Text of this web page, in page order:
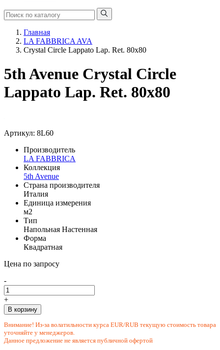
Главная
LA FABBRICA AVA
Crystal Circle Lappato Lap. Ret. 80x80
5th Avenue Crystal Circle
Lappato Lap. Ret. 80x80
Артикул: 8L60
Производитель
LA FABBRICA
Коллекция
5th Avenue
Страна производителя
Италия
Единица измерения
м2
Тип
Напольная Настенная
Форма
Квадратная
Цена по запросу
-
+
В корзину
Внимание! Из-за волатильности курса EUR/RUB текущую стоимость товара
уточняйте у менеджеров.
Данное предложение не является публичной офертой